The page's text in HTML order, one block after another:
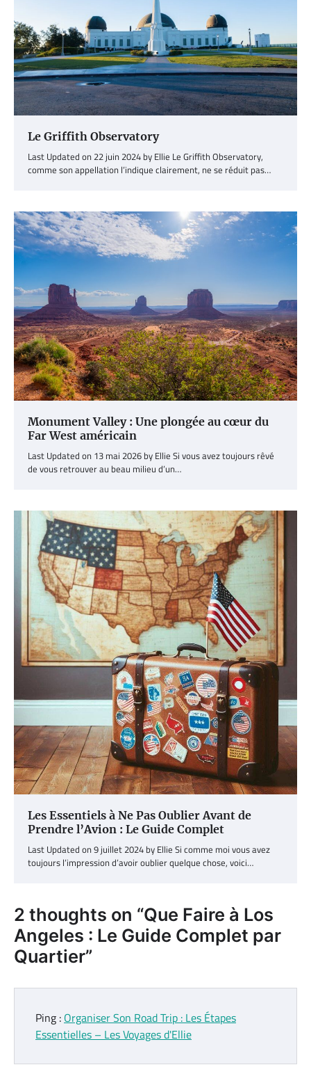
Le Griffith Observatory
Last Updated on 22 juin 2024 by Ellie Le Griffith Observatory,
comme son appellation l’indique clairement, ne se réduit pas…
Monument Valley : Une plongée au cœur du
Far West américain
Last Updated on 13 mai 2026 by Ellie Si vous avez toujours rêvé
de vous retrouver au beau milieu d’un…
Les Essentiels à Ne Pas Oublier Avant de
Prendre l’Avion : Le Guide Complet
Last Updated on 9 juillet 2024 by Ellie Si comme moi vous avez
toujours l’impression d’avoir oublier quelque chose, voici…
2 thoughts on “Que Faire à Los
Angeles : Le Guide Complet par
Quartier”
Ping : Organiser Son Road Trip : Les Étapes
Essentielles – Les Voyages d'Ellie